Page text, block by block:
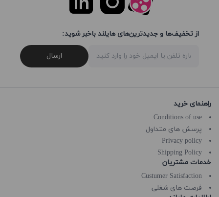
از تخفیف‌ها و جدیدترین‌های هایلند باخبر شوید:
ارسال
راهنمای خرید
Conditions of use
پرسش های متداول
Privacy policy
Shipping Policy
خدمات مشتریان
Custumer Satisfaction
فرصت های شغلی